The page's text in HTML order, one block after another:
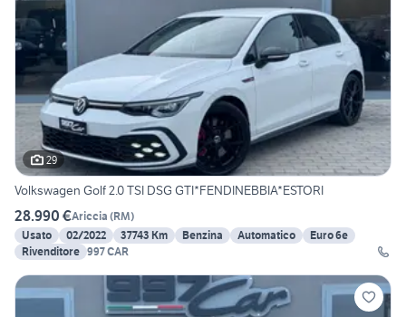
29
Volkswagen Golf 2.0 TSI DSG GTI*FENDINEBBIA*ESTORI
28.990 €Ariccia (RM)
Usato
02/2022 37743 Km Benzina Automatico
Euro 6e
Rivenditore 997 CAR